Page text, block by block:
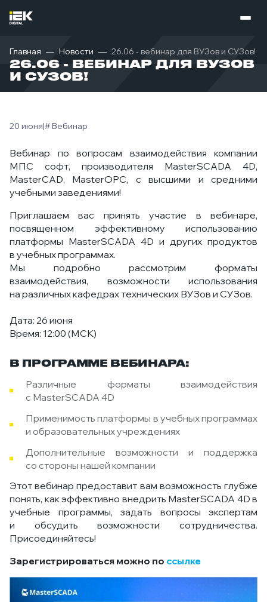
Главная Новости 26.06 - вебинар для ВУЗов и СУЗов!
26.06 - ВЕБИНАР ДЛЯ ВУЗОВ
И СУЗОВ!
20 июня|# Вебинар
Вебинар по вопросам взаимодействия компании
МПС софт, производителя MasterSCADA 4D,
MasterCAD, MasterOPC, с высшими и средними
учебными заведениями!
Приглашаем вас принять участие в вебинаре,
посвященном эффективному использованию
платформы MasterSCADA 4D и других продуктов
в учебных программах.
Мы подробно рассмотрим форматы
взаимодействия, возможности использования
на различных кафедрах технических ВУЗов и СУЗов.
Дата: 26 июня
Время: 12:00 (МСК)
В ПРОГРАММЕ ВЕБИНАРА:
Различные форматы взаимодействия
с MasterSCADA 4D
Применимость платформы в учебных программах
и образовательных учреждениях
Дополнительные возможности и поддержка
со стороны нашей компании
Этот вебинар предоставит вам возможность глубже
понять, как эффективно внедрить MasterSCADA 4D в
учебные программы, задать вопросы экспертам
и обсудить возможности сотрудничества.
Присоединяйтесь!
Зарегистрироваться можно по ссылке